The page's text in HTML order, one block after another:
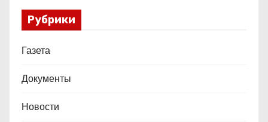
Рубрики
Газета
Документы
Новости